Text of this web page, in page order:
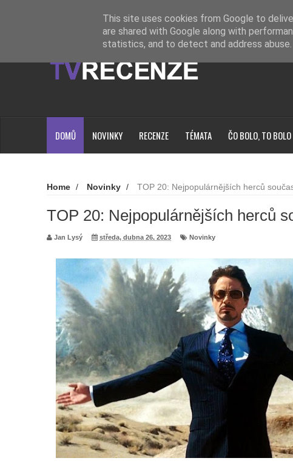
Loading...
DOMŮ NOVINKY RECENZE TÉMATA ČO BOLO, TO BOLO
Home / Novinky / TOP 20: Nejpopulárnějších herců
TOP 20: Nejpopulárnějších herců
Jan Lysý středa, dubna 26, 2023 Novinky
This site uses cookies from Google to
are shared with Google along with
statistics, and to detect and address abuse.